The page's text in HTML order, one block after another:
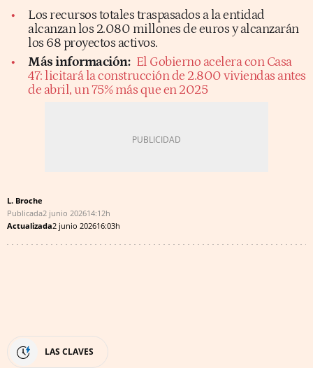
Los recursos totales traspasados a la entidad
alcanzan los 2.080 millones de euros y alcanzarán
los 68 proyectos activos.
Más información: El Gobierno acelera con Casa
47: licitará la construcción de 2.800 viviendas antes
de abril, un 75% más que en 2025
L. Broche
Publicada2 junio 202614:12h
Actualizada2 junio 202616:03h
LAS CLAVES